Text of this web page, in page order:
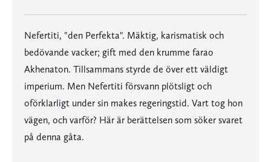
Nefertiti, "den Perfekta". Mäktig, karismatisk och
bedövande vacker; gift med den krumme farao
Akhenaton. Tillsammans styrde de över ett väldigt
imperium. Men Nefertiti försvann plötsligt och
oförklarligt under sin makes regeringstid. Vart tog hon
vägen, och varför? Här är berättelsen som söker svaret
på denna gåta.